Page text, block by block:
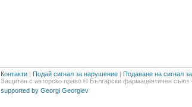
Контакти | Подай сигнал за нарушение | Подаване на сигнал
Защитен с авторско право © Български фармацевтичен съюз
supported by Georgi Georgiev